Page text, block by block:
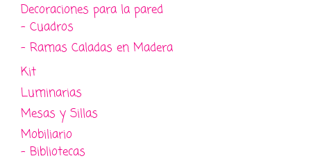
Decoraciones para la pared
- Cuadros
- Ramas Caladas en Madera
Kit
Luminarias
Mesas y Sillas
Mobiliario
- Bibliotecas